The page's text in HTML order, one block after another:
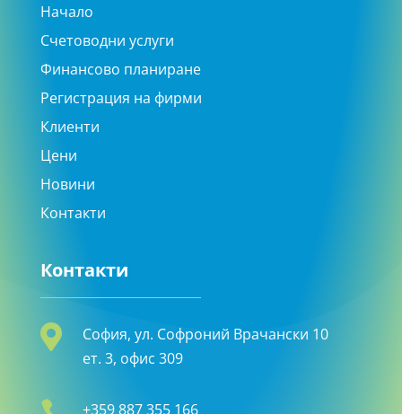
Начало
Счетоводни услуги
Финансово планиране
Регистрация на фирми
Клиенти
Цени
Новини
Контакти
Контакти

София, ул. Софроний Врачански 10
ет. 3, офис 309
+359 887 355 166